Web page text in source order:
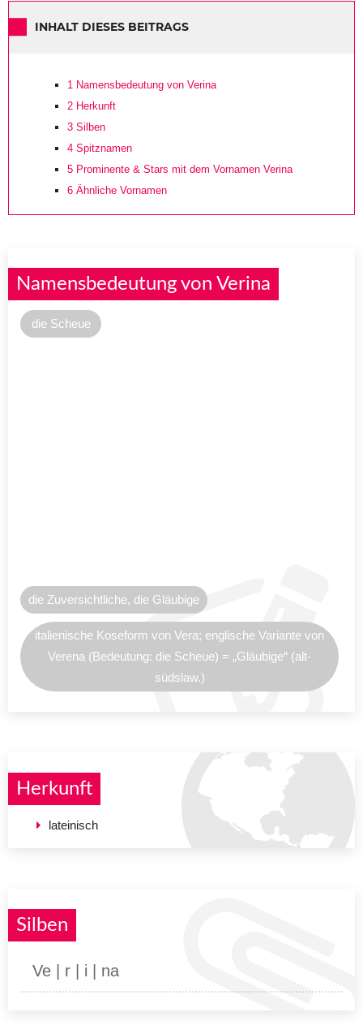
INHALT DIESES BEITRAGS
1 Namensbedeutung von Verina
2 Herkunft
3 Silben
4 Spitznamen
5 Prominente & Stars mit dem Vornamen Verina
6 Ähnliche Vornamen
Namensbedeutung von Verina
die Scheue
die Zuversichtliche, die Gläubige
italienische Koseform von Vera; englische Variante von
Verena (Bedeutung: die Scheue) = „Gläubige“ (alt-
südslaw.)
Herkunft
lateinisch
Silben
Ve | r | i | na